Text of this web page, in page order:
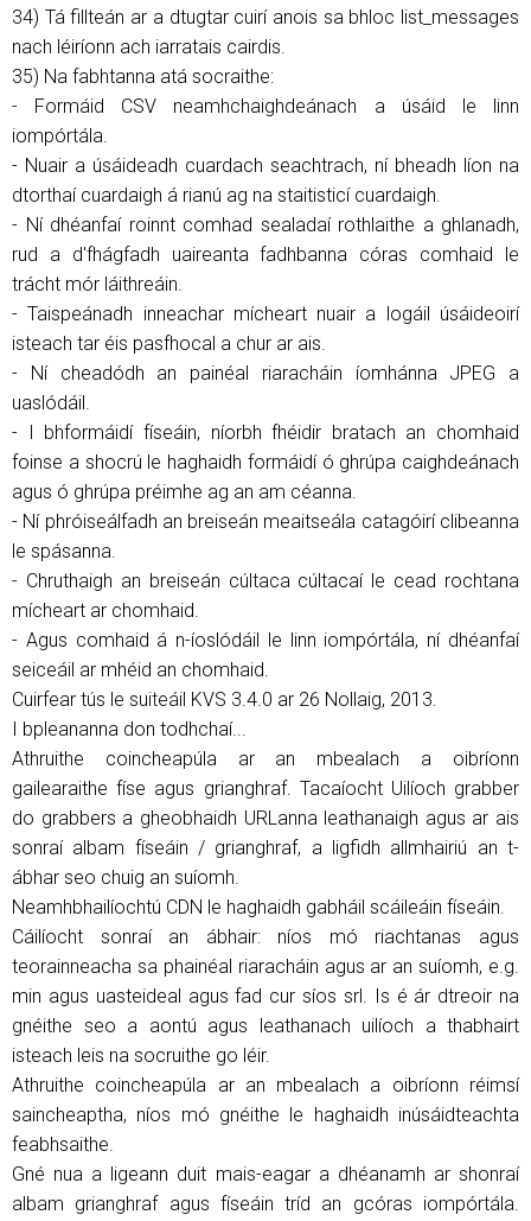
34) Tá fillteán ar a dtugtar cuirí anois sa bhloc list_messages
nach léiríonn ach iarratais cairdis.
35) Na fabhtanna atá socraithe:
- Formáid CSV neamhchaighdeánach a úsáid le linn
iompórtála.
- Nuair a úsáideadh cuardach seachtrach, ní bheadh ​​líon na
dtorthaí cuardaigh á rianú ag na staitisticí cuardaigh.
- Ní dhéanfaí roinnt comhad sealadaí rothlaithe a ghlanadh,
rud a d'fhágfadh uaireanta fadhbanna córas comhaid le
trácht mór láithreáin.
- Taispeánadh inneachar mícheart nuair a logáil úsáideoirí
isteach tar éis pasfhocal a chur ar ais.
- Ní cheadódh an painéal riaracháin íomhánna JPEG a
uaslódáil.
- I bhformáidí físeáin, níorbh fhéidir bratach an chomhaid
foinse a shocrú le haghaidh formáidí ó ghrúpa caighdeánach
agus ó ghrúpa préimhe ag an am céanna.
- Ní phróiseálfadh an breiseán meaitseála catagóirí clibeanna
le spásanna.
- Chruthaigh an breiseán cúltaca cúltacaí le cead rochtana
mícheart ar chomhaid.
- Agus comhaid á n-íoslódáil le linn iompórtála, ní dhéanfaí
seiceáil ar mhéid an chomhaid.
Cuirfear tús le suiteáil KVS 3.4.0 ar 26 Nollaig, 2013.
I bpleananna don todhchaí...
Athruithe coincheapúla ar an mbealach a oibríonn
gailearaithe físe agus grianghraf. Tacaíocht Uilíoch grabber
do grabbers a gheobhaidh URLanna leathanaigh agus ar ais
sonraí albam físeáin / grianghraf, a ligfidh allmhairiú an t-
ábhar seo chuig an suíomh.
Neamhbhailíochtú CDN le haghaidh gabháil scáileáin físeáin.
Cáilíocht sonraí an ábhair: níos mó riachtanas agus
teorainneacha sa phainéal riaracháin agus ar an suíomh, e.g.
min agus uasteideal agus fad cur síos srl. Is é ár dtreoir na
gnéithe seo a aontú agus leathanach uilíoch a thabhairt
isteach leis na socruithe go léir.
Athruithe coincheapúla ar an mbealach a oibríonn réimsí
saincheaptha, níos mó gnéithe le haghaidh inúsáidteachta
feabhsaithe.
Gné nua a ligeann duit mais-eagar a dhéanamh ar shonraí
albam grianghraf agus físeáin tríd an gcóras iompórtála.